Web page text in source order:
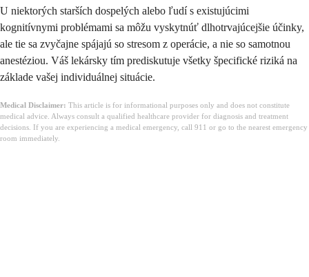
U niektorých starších dospelých alebo ľudí s existujúcimi
kognitívnymi problémami sa môžu vyskytnúť dlhotrvajúcejšie účinky,
ale tie sa zvyčajne spájajú so stresom z operácie, a nie so samotnou
anestéziou. Váš lekársky tím prediskutuje všetky špecifické riziká na
základe vašej individuálnej situácie.
Medical Disclaimer: This article is for informational purposes only and does not constitute
medical advice. Always consult a qualified healthcare provider for diagnosis and treatment
decisions. If you are experiencing a medical emergency, call 911 or go to the nearest emergency
room immediately.